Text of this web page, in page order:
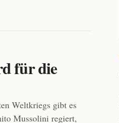
für die
Weltkriegs gibt es
Mussolini regiert,